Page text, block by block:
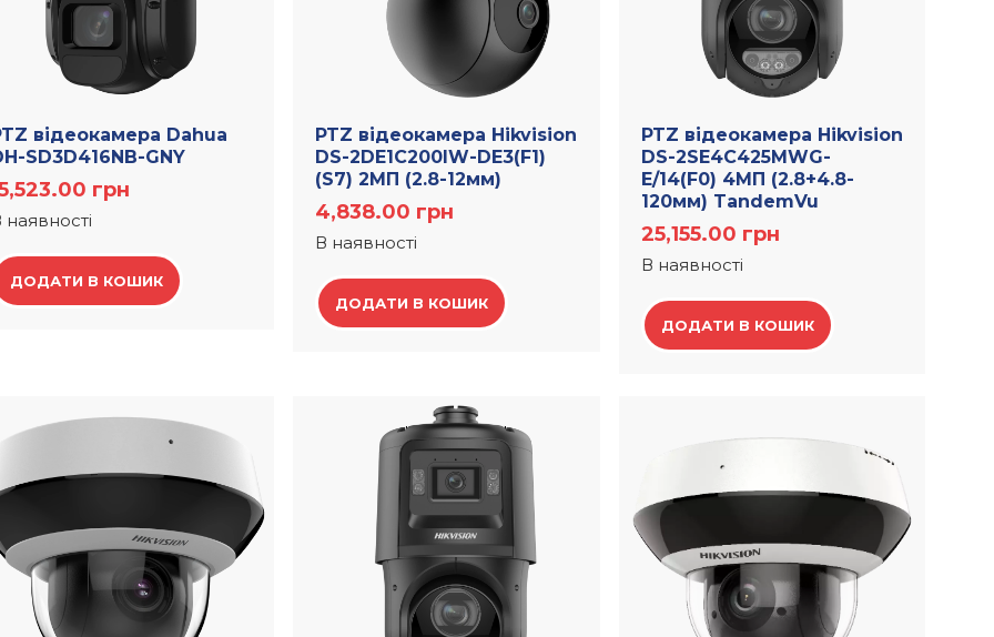
відеокамера Dahua
SD3D416NB-GNY
грн
наявності
ДОДАТИ В КОШИК
PTZ відеокамера Hikvision
DS-2DE1C200IW-DE3(F1)
(S7) 2МП (2.8-12мм)
4,838.00 грн
В наявності
ДОДАТИ В КОШИК
PTZ відеокамера Hikvision
DS-2SE4C425MWG-
E/14(F0) 4МП (2.8+4.8-
120мм) TandemVu
25,155.00 грн
В наявності
ДОДАТИ В КОШИК